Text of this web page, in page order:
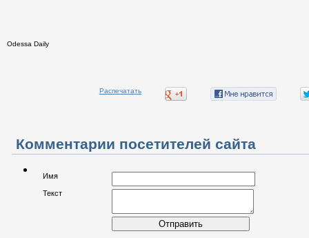
Odessa Daily
Распечатать
Комментарии посетителей сайта
Имя
Текст
Отправить